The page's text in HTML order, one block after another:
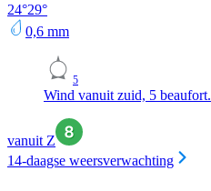
24°29°
0,6 mm
5
Wind vanuit zuid, 5 beaufort.
vanuit Z
14-daagse weersverwachting